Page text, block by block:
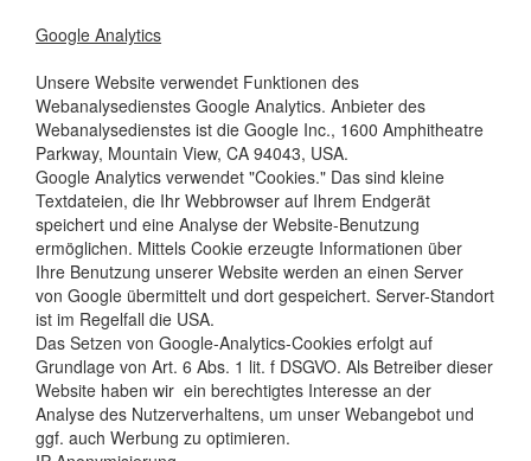
Google Analytics
Unsere Website verwendet Funktionen des
Webanalysedienstes Google Analytics. Anbieter des
Webanalysedienstes ist die Google Inc., 1600 Amphitheatre
Parkway, Mountain View, CA 94043, USA.
Google Analytics verwendet "Cookies." Das sind kleine
Textdateien, die Ihr Webbrowser auf Ihrem Endgerät
speichert und eine Analyse der Website-Benutzung
ermöglichen. Mittels Cookie erzeugte Informationen über
Ihre Benutzung unserer Website werden an einen Server
von Google übermittelt und dort gespeichert. Server-Standort
ist im Regelfall die USA.
Das Setzen von Google-Analytics-Cookies erfolgt auf
Grundlage von Art. 6 Abs. 1 lit. f DSGVO. Als Betreiber dieser
Website haben wir ein berechtigtes Interesse an der
Analyse des Nutzerverhaltens, um unser Webangebot und
ggf. auch Werbung zu optimieren.